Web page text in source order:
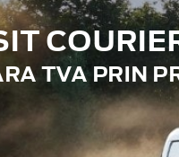
TVA PRIN